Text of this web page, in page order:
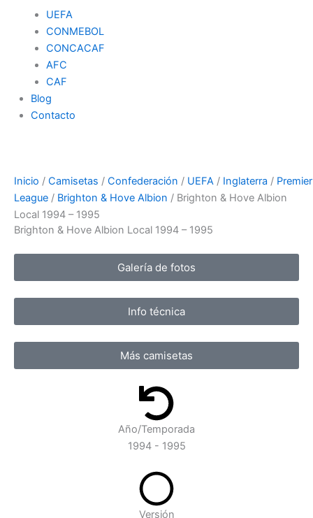
UEFA
CONMEBOL
CONCACAF
AFC
CAF
Blog
Contacto
Inicio / Camisetas / Confederación / UEFA / Inglaterra / Premier
League / Brighton & Hove Albion / Brighton & Hove Albion
Local 1994 – 1995
Brighton & Hove Albion Local 1994 – 1995
Galería de fotos
Info técnica
Más camisetas
Año/Temporada
1994 - 1995
Versión